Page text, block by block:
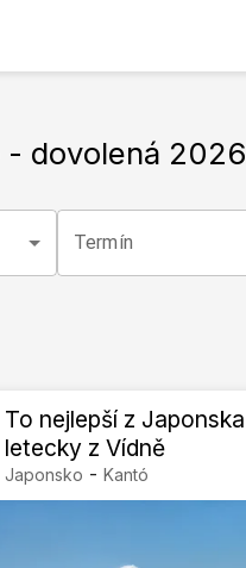
- dovolená 2026
Termín
To nejlepší z Japonska
letecky z Vídně
Japonsko - Kantó